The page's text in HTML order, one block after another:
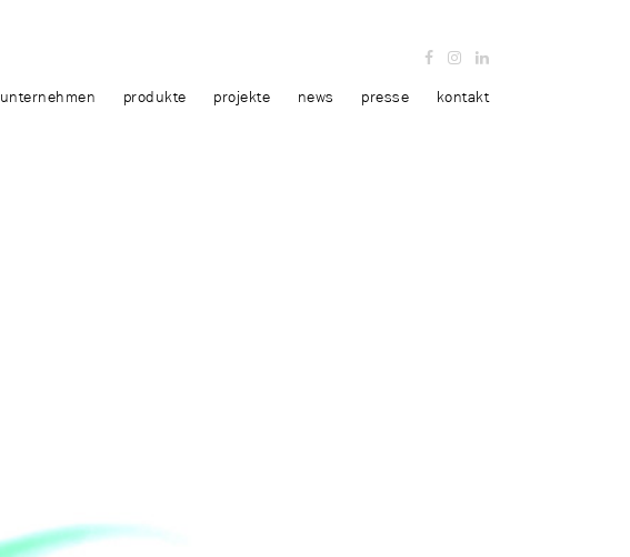
unternehmen produkte projekte news presse kontakt